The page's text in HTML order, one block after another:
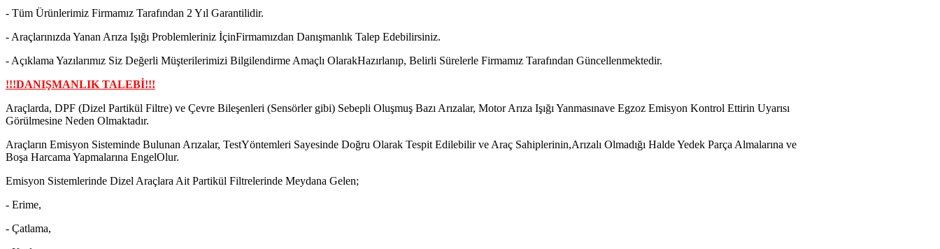
- Tüm Ürünlerimiz Firmamız Tarafından 2 Yıl Garantilidir.
- Araçlarınızda Yanan Arıza Işığı Problemleriniz İçinFirmamızdan Danışmanlık Talep Edebilirsiniz.
- Açıklama Yazılarımız Siz Değerli Müşterilerimizi Bilgilendirme Amaçlı OlarakHazırlanıp, Belirli Sürelerle Firmamız Tarafından Güncellenmektedir.
!!!DANIŞMANLIK TALEBİ!!!
Araçlarda, DPF (Dizel Partikül Filtre) ve Çevre Bileşenleri (Sensörler gibi) Sebepli Oluşmuş Bazı Arızalar, Motor Arıza Işığı Yanmasınave Egzoz Emisyon Kontrol Ettirin Uyarısı
Görülmesine Neden Olmaktadır.
Araçların Emisyon Sisteminde Bulunan Arızalar, TestYöntemleri Sayesinde Doğru Olarak Tespit Edilebilir ve Araç Sahiplerinin,Arızalı Olmadığı Halde Yedek Parça Almalarına ve
Boşa Harcama Yapmalarına EngelOlur.
Emisyon Sistemlerinde Dizel Araçlara Ait Partikül Filtrelerinde Meydana Gelen;
- Erime,
- Çatlama,